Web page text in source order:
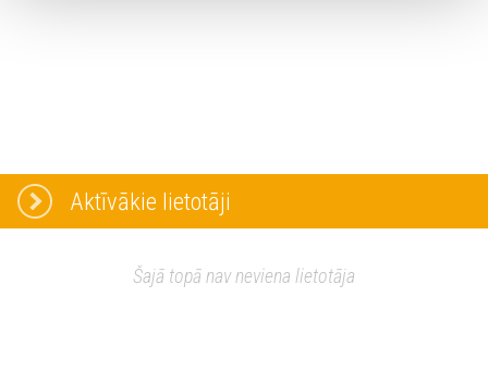
Aktīvākie lietotāji
Šajā topā nav neviena lietotāja